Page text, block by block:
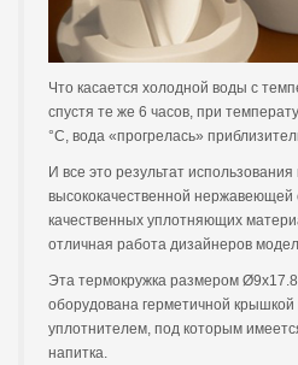
Что касается холодной воды с
спустя те же 6 часов, при
°С, вода «прогрелась»
И все это результат использования
высококачественной нержавеющей
качественных уплотняющих
отличная работа дизайнеров
Эта термокружка размером
оборудована герметичной
уплотнителем, под которым
напитка.